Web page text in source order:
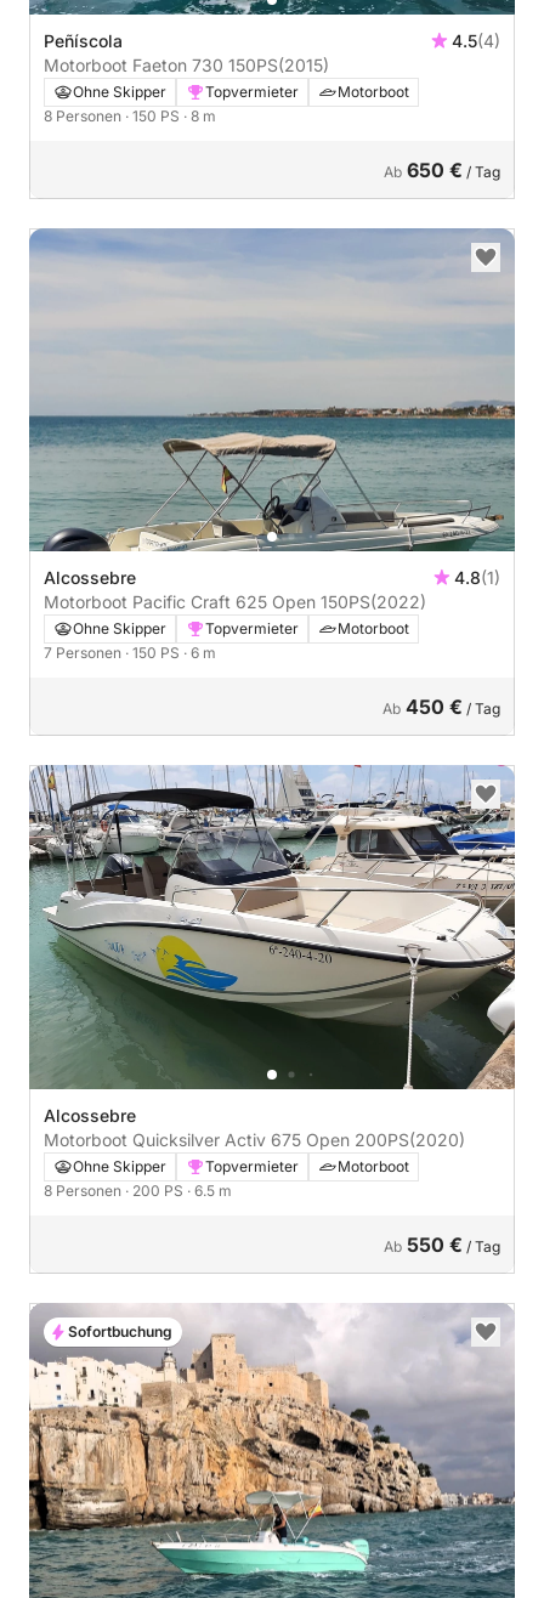
Peñíscola 4.5(4)
Motorboot Faeton 730 150PS(2015)
Ohne Skipper Topvermieter
Motorboot
8 Personen · 150 PS · 8 m
Ab 650 € / Tag
Alcossebre 4.8(1)
Motorboot Pacific Craft 625 Open 150PS(2022)
Ohne Skipper Topvermieter
Motorboot
7 Personen · 150 PS · 6 m
Ab 450 € / Tag
Alcossebre
Motorboot Quicksilver Activ 675 Open 200PS(2020)
Ohne Skipper Topvermieter
Motorboot
8 Personen · 200 PS · 6.5 m
Ab 550 € / Tag
Sofortbuchung